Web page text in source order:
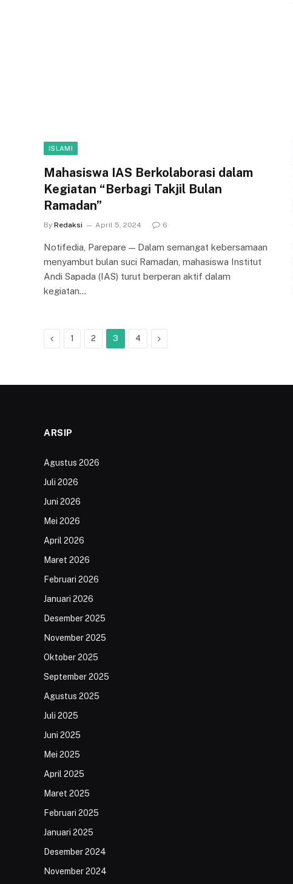
ISLAMI
Mahasiswa IAS Berkolaborasi dalam
Kegiatan “Berbagi Takjil Bulan
Ramadan”
By Redaksi April 5, 2024 6
Notifedia, Parepare — Dalam semangat kebersamaan
menyambut bulan suci Ramadan, mahasiswa Institut
Andi Sapada (IAS) turut berperan aktif dalam
kegiatan…
Previous
1 2 3 4 Next
ARSIP
Agustus 2026
Juli 2026
Juni 2026
Mei 2026
April 2026
Maret 2026
Februari 2026
Januari 2026
Desember 2025
November 2025
Oktober 2025
September 2025
Agustus 2025
Juli 2025
Juni 2025
Mei 2025
April 2025
Maret 2025
Februari 2025
Januari 2025
Desember 2024
November 2024